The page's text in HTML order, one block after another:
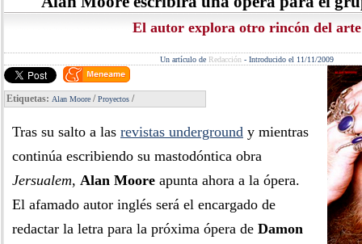
El autor explora otro rincón del arte
Un artículo de Redacción - Introducido el 11/11/2009
Etiquetas: Alan Moore /Proyectos /
Tras su salto a las revistas underground y mientras
continúa escribiendo su mastodóntica obra
Jersualem, Alan Moore apunta ahora a la ópera.
El afamado autor inglés será el encargado de
redactar la letra para la próxima ópera de Damon